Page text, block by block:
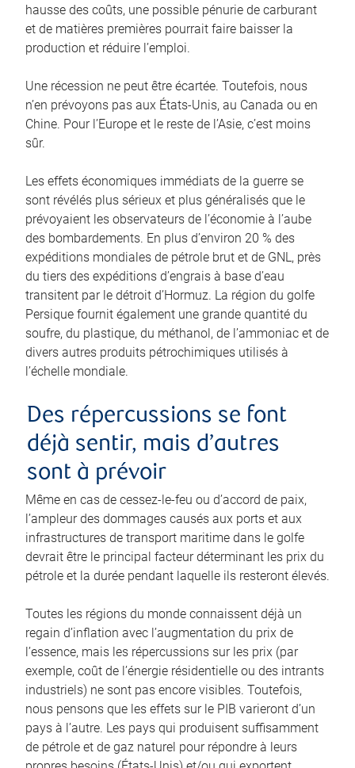
hausse des coûts, une possible pénurie de carburant
et de matières premières pourrait faire baisser la
production et réduire l’emploi.
Une récession ne peut être écartée. Toutefois, nous
n’en prévoyons pas aux États‑Unis, au Canada ou en
Chine. Pour l’Europe et le reste de l’Asie, c’est moins
sûr.
Les effets économiques immédiats de la guerre se
sont révélés plus sérieux et plus généralisés que le
prévoyaient les observateurs de l’économie à l’aube
des bombardements. En plus d’environ 20 % des
expéditions mondiales de pétrole brut et de GNL, près
du tiers des expéditions d’engrais à base d’eau
transitent par le détroit d’Hormuz. La région du golfe
Persique fournit également une grande quantité du
soufre, du plastique, du méthanol, de l’ammoniac et de
divers autres produits pétrochimiques utilisés à
l’échelle mondiale.
Des répercussions se font
déjà sentir, mais d’autres
sont à prévoir
Même en cas de cessez-le-feu ou d’accord de paix,
l’ampleur des dommages causés aux ports et aux
infrastructures de transport maritime dans le golfe
devrait être le principal facteur déterminant les prix du
pétrole et la durée pendant laquelle ils resteront élevés.
Toutes les régions du monde connaissent déjà un
regain d’inflation avec l’augmentation du prix de
l’essence, mais les répercussions sur les prix (par
exemple, coût de l’énergie résidentielle ou des intrants
industriels) ne sont pas encore visibles. Toutefois,
nous pensons que les effets sur le PIB varieront d’un
pays à l’autre. Les pays qui produisent suffisamment
de pétrole et de gaz naturel pour répondre à leurs